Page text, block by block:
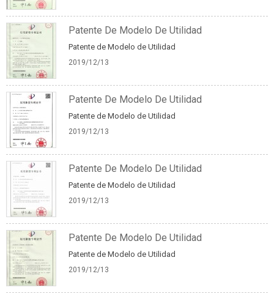
Patente De Modelo De Utilidad
Patente de Modelo de Utilidad
2019/12/13
Patente De Modelo De Utilidad
Patente de Modelo de Utilidad
2019/12/13
Patente De Modelo De Utilidad
Patente de Modelo de Utilidad
2019/12/13
Patente De Modelo De Utilidad
Patente de Modelo de Utilidad
2019/12/13